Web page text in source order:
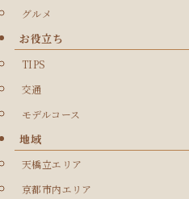
グルメ
お役立ち
TIPS
交通
モデルコース
地域
天橋立エリア
京都市内エリア